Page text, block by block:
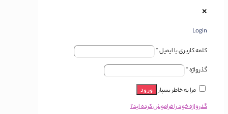
Login
کلمه کاربری یا ایمیل*
گذرواژه*
مرا به خاطر بسپار
ورود
گذرواژه خود را فراموش کرده اید؟